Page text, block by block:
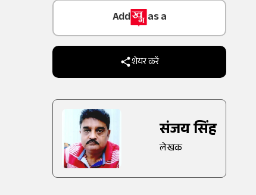
Trusted Source on
शेयर करें
संजय सिंह
लेखक